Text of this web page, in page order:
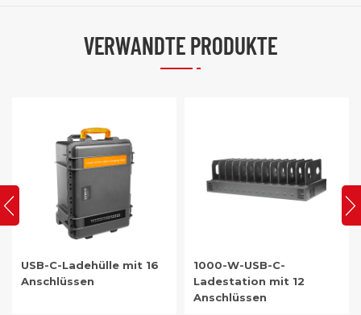
VERWANDTE PRODUKTE
1000-W-USB-C-
Ladestation mit 12
1000W 40-Port USB-C
Tablet-Ladeschrank